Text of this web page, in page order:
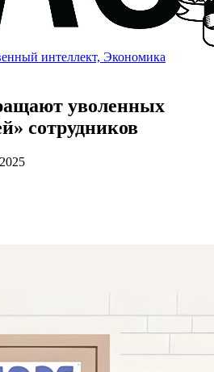
интеллект, Экономика
уволенных
сотрудников